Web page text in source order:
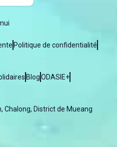
Politique de confidentialité
BlogODASIE+
Chalong, District de Mueang